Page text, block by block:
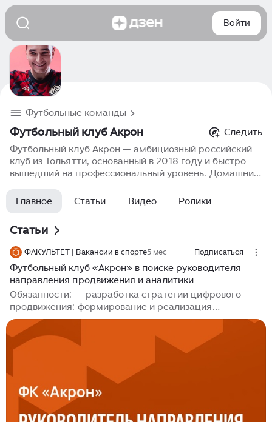
Войти
Футбольные команды
Футбольный клуб Акрон
Следить
Футбольный клуб Акрон — амбициозный российский
клуб из Тольятти, основанный в 2018 году и быстро
вышедший на профессиональный уровень. Домашний
реконструированный для участия в Первой лиге.
Акрон активно усиливается, делая акцент на
проявить себя в Кубке России, выбивая сильных
соперников, включая московское «Динамо».
Главное Статьи Видео Ролики
Статьи
ФАКУЛЬТЕТ | Вакансии в спорте5 мес Подписаться
Футбольный клуб «Акрон» в поиске руководителя
направления продвижения и аналитики
Обязанности: — разработка стратегии цифрового
продвижения: формирование и реализация
комплексной digital-стратегии продвижения бренда
клуба, направленной на увеличение узнаваемости,
привлечение новых болельщиков и стимулирование
продаж билетов и атрибутики; — управление
рекламными кампаниями: планирование, запуск и
контроль эффективности digital-кампаний на разных
площадках (SEO, PPC, социальные медиа, email-
маркетинг, видеореклама и др.); — анализ аудитории
и рынка: регулярный мониторинг поведения...